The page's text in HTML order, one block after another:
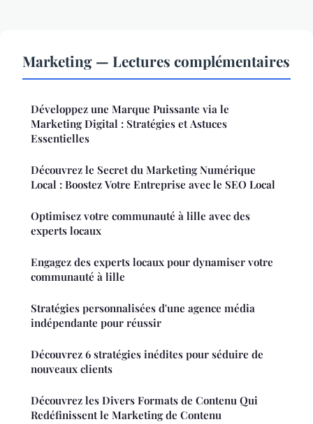
Marketing — Lectures complémentaires
Développez une Marque Puissante via le
Marketing Digital : Stratégies et Astuces
Essentielles
Découvrez le Secret du Marketing Numérique
Local : Boostez Votre Entreprise avec le SEO Local
Optimisez votre communauté à lille avec des
experts locaux
Engagez des experts locaux pour dynamiser votre
communauté à lille
Stratégies personnalisées d'une agence média
indépendante pour réussir
Découvrez 6 stratégies inédites pour séduire de
nouveaux clients
Découvrez les Divers Formats de Contenu Qui
Redéfinissent le Marketing de Contenu